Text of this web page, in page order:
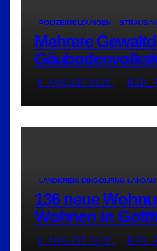
POLIZEIMELDUNGEN
Mehrere
9. AUGUST 2026
LANDKREIS DINGOLFING-LANDAU
136 neue
Wohnen in
9. AUGUST 2026